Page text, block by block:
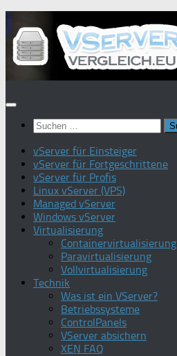
Inhalt
springen
Suchen
nach:
vServer für Einsteiger
vServer für Fortgeschrittene
vServer für Profis
Linux vServer (VPS)
Managed vServer
Windows vServer
Virtualisierung
Containervirtualisierung
Paravirtualisierung
Vollvirtualisierung
Technik
Was ist ein VServer?
Betriebssysteme
ControlPanels
VServer absichern
XEN FAQ